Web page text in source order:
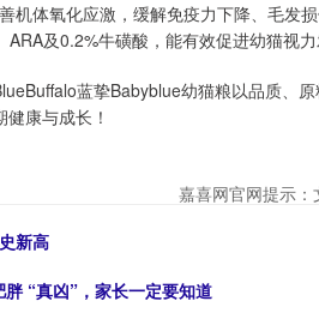
机体氧化应激，缓解免疫力下降、毛发
及0.2%牛磺酸，能有效促进幼猫视
蓝挚Babyblue幼猫粮以品质、
康与成长！
嘉喜网官网提示：
新高
“真凶”，家长一定要知道